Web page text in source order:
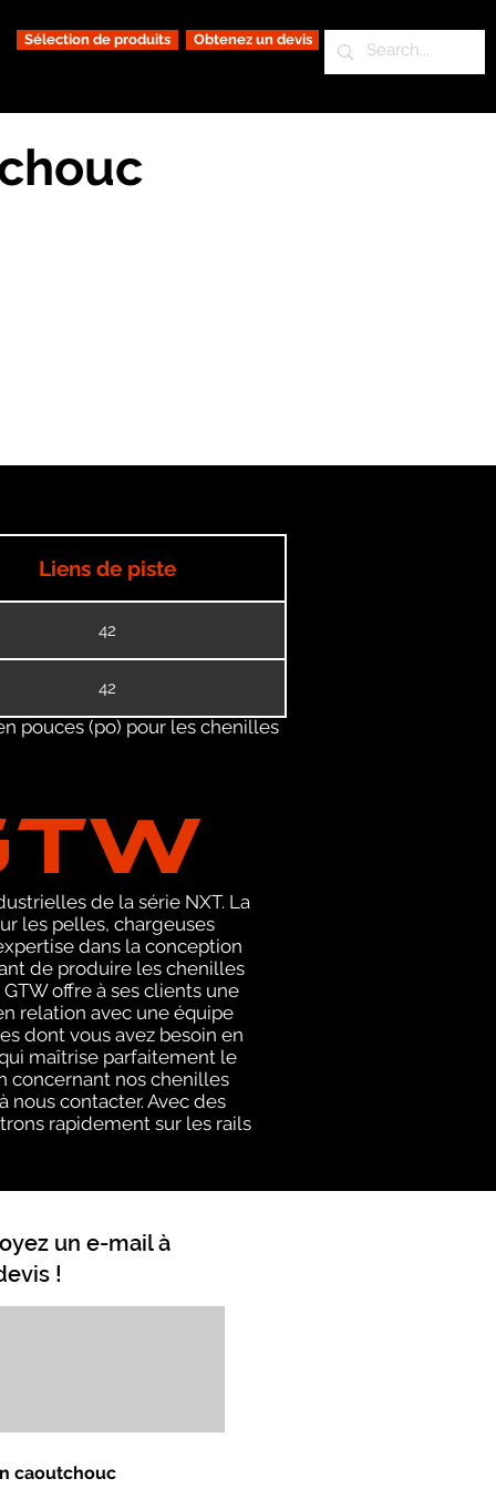
Sélection de produits Obtenez un devis
Liens de piste
42
42
pouces (po) pour les chenilles
de la série NXT. La
les pelles, chargeuses
dans la conception
de produire les chenilles
offre à ses clients une
relation avec une équipe
dont vous avez besoin en
maîtrise parfaitement le
concernant nos chenilles
nous contacter. Avec des
rapidement sur les rails
un e-mail à
!
caoutchouc